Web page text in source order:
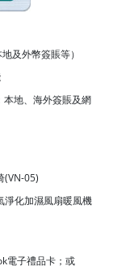
及外幣簽賬等）
地、海外簽賬及網
(VN-05)
淨化加濕風扇暖風機
電子禮品卡；或